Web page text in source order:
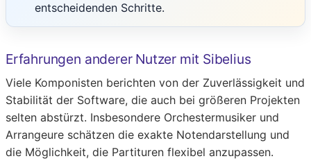
entscheidenden Schritte.
Erfahrungen anderer Nutzer mit Sibelius
Viele Komponisten berichten von der Zuverlässigkeit und
Stabilität der Software, die auch bei größeren Projekten
selten abstürzt. Insbesondere Orchestermusiker und
Arrangeure schätzen die exakte Notendarstellung und
die Möglichkeit, die Partituren flexibel anzupassen.